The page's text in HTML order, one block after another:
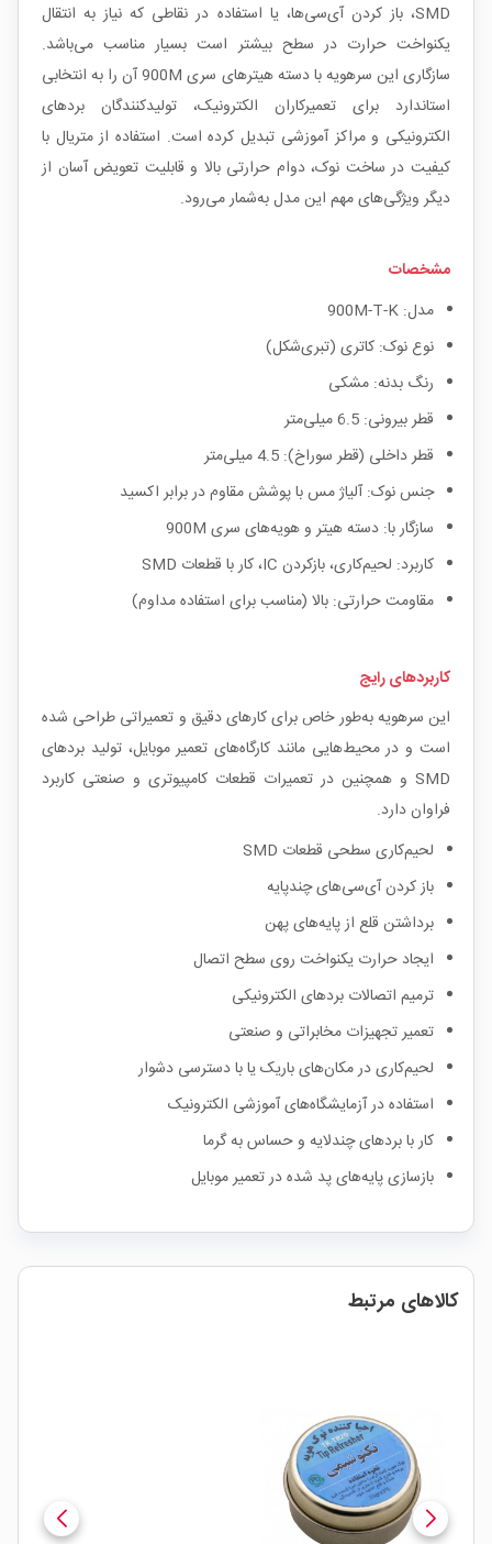
SMD، باز کردن آی‌سی‌ها، یا استفاده در نقاطی که نیاز به انتقال
یکنواخت حرارت در سطح بیشتر است بسیار مناسب می‌باشد.
سازگاری این سرهویه با دسته هیترهای سری 900M آن را به انتخابی
استاندارد برای تعمیرکاران الکترونیک، تولیدکنندگان بردهای
الکترونیکی و مراکز آموزشی تبدیل کرده است. استفاده از متریال با
کیفیت در ساخت نوک، دوام حرارتی بالا و قابلیت تعویض آسان از
دیگر ویژگی‌های مهم این مدل به‌شمار می‌رود.
مشخصات
مدل: 900M-T-K
نوع نوک: کاتری (تبری‌شکل)
رنگ بدنه: مشکی
قطر بیرونی: 6.5 میلی‌متر
قطر داخلی (قطر سوراخ): 4.5 میلی‌متر
جنس نوک: آلیاژ مس با پوشش مقاوم در برابر اکسید
سازگار با: دسته هیتر و هویه‌های سری 900M
کاربرد: لحیم‌کاری، بازکردن IC، کار با قطعات SMD
مقاومت حرارتی: بالا (مناسب برای استفاده مداوم)
کاربردهای رایج
این سرهویه به‌طور خاص برای کارهای دقیق و تعمیراتی طراحی شده
است و در محیط‌هایی مانند کارگاه‌های تعمیر موبایل، تولید بردهای
SMD و همچنین در تعمیرات قطعات کامپیوتری و صنعتی کاربرد
فراوان دارد.
لحیم‌کاری سطحی قطعات SMD
باز کردن آی‌سی‌های چندپایه
برداشتن قلع از پایه‌های پهن
ایجاد حرارت یکنواخت روی سطح اتصال
ترمیم اتصالات بردهای الکترونیکی
تعمیر تجهیزات مخابراتی و صنعتی
لحیم‌کاری در مکان‌های باریک یا با دسترسی دشوار
استفاده در آزمایشگاه‌های آموزشی الکترونیک
کار با بردهای چندلایه و حساس به گرما
بازسازی پایه‌های پد شده در تعمیر موبایل
کالاهای مرتبط